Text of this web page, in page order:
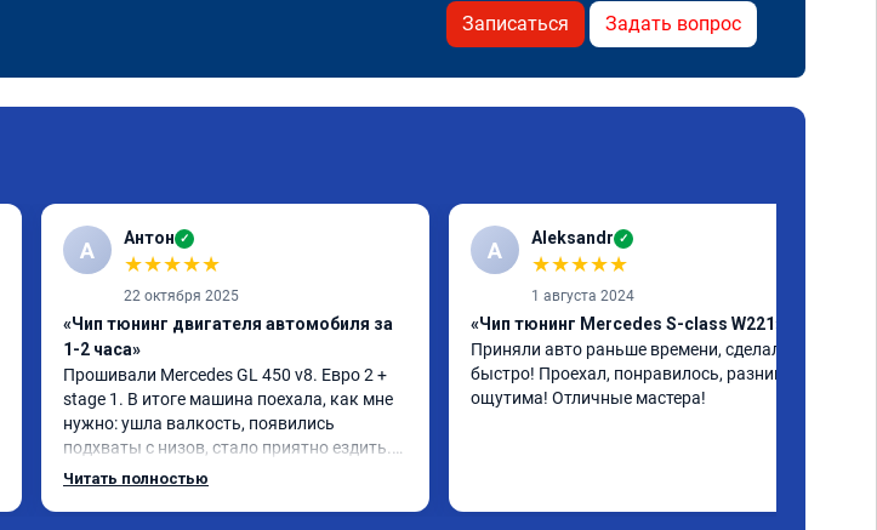
Записаться Задать вопрос
А Антон ✓
★★★★★
22 октября 2025
«Чип тюнинг двигателя автомобиля за
1-2 часа»
Прошивали Mercedes GL 450 v8. Евро 2 +
stage 1. В итоге машина поехала, как мне
нужно: ушла валкость, появились
подхваты с низов, стало приятно ездить.
Одни из лучших трат, в авто! 🔥
Читать полностью
A Aleksandr ✓
★★★★★
1 августа 2024
«Чип тюнинг Mercedes S-class W221»
Приняли авто раньше времени, сделали
быстро! Проехал, понравилось, разница
ощутима! Отличные мастера!